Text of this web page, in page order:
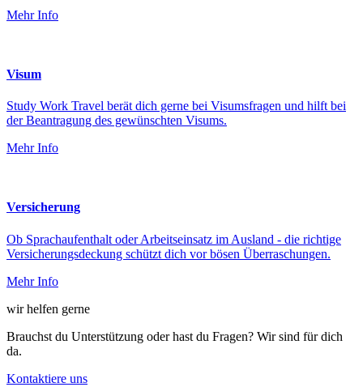
Mehr Info
Visum
Study Work Travel berät dich gerne bei Visumsfragen und hilft bei
der Beantragung des gewünschten Visums.
Mehr Info
Versicherung
Ob Sprachaufenthalt oder Arbeitseinsatz im Ausland - die richtige
Versicherungsdeckung schützt dich vor bösen Überraschungen.
Mehr Info
wir helfen gerne
Brauchst du Unterstützung oder hast du Fragen? Wir sind für dich
da.
Kontaktiere uns